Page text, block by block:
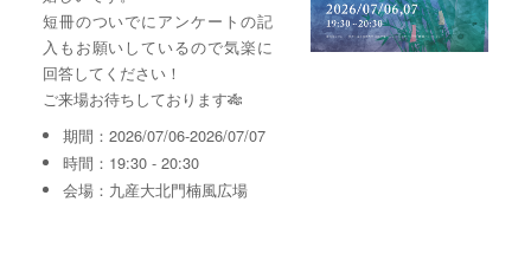
短冊のついでにアンケートの記
入もお願いしているので気楽に
回答してください！
ご来場お待ちしております🎋
期間：2026/07/06-2026/07/07
時間：19:30 - 20:30
会場：九産大北門楠風広場